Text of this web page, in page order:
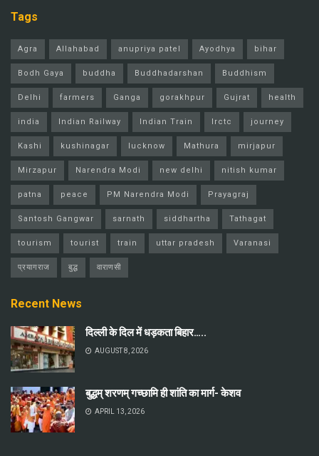
Tags
Agra Allahabad anupriya patel Ayodhya bihar
Bodh Gaya buddha Buddhadarshan Buddhism
Delhi farmers Ganga gorakhpur Gujrat health
india Indian Railway Indian Train Irctc journey
Kashi kushinagar lucknow Mathura mirjapur
Mirzapur Narendra Modi new delhi nitish kumar
patna peace PM Narendra Modi Prayagraj
Santosh Gangwar sarnath siddhartha Tathagat
tourism tourist train uttar pradesh Varanasi
प्रयागराज बुद्ध वाराणसी
Recent News
दिल्ली के दिल में धड़कता बिहार…..
AUGUST 8, 2026
बुद्धम् शरणम् गच्छामि ही शांति का मार्ग- केशव
APRIL 13, 2026